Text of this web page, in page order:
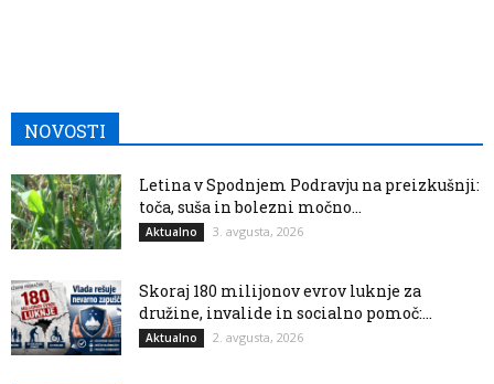
NOVOSTI
Letina v Spodnjem Podravju na preizkušnji:
toča, suša in bolezni močno...
Aktualno 3. avgusta, 2026
Skoraj 180 milijonov evrov luknje za
družine, invalide in socialno pomoč:...
Aktualno 2. avgusta, 2026